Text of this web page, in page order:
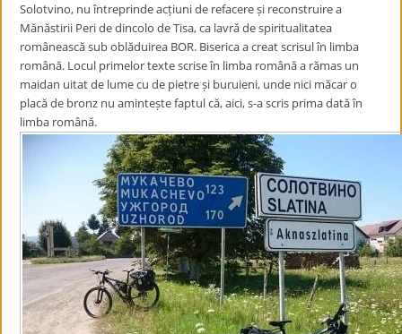
Solotvino, nu întreprinde acțiuni de refacere și reconstruire a
Mănăstirii Peri de dincolo de Tisa, ca lavră de spiritualitatea
românească sub oblăduirea BOR. Biserica a creat scrisul în limba
română. Locul primelor texte scrise în limba română a rămas un
maidan uitat de lume cu de pietre și buruieni, unde nici măcar o
placă de bronz nu amintește faptul că, aici, s-a scris prima dată în
limba română.